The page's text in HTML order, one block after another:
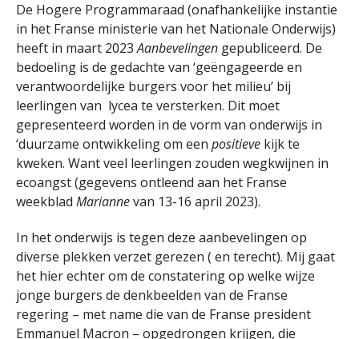
De Hogere Programmaraad (onafhankelijke instantie
in het Franse ministerie van het Nationale Onderwijs)
heeft in maart 2023Aanbevelingen gepubliceerd. De
bedoeling is de gedachte van ‘geëngageerde en
verantwoordelijke burgers voor het milieu’ bij
leerlingen van lycea te versterken. Dit moet
gepresenteerd worden in de vorm van onderwijs in
‘duurzame ontwikkeling om een positieve kijk te
kweken. Want veel leerlingen zouden wegkwijnen in
ecoangst (gegevens ontleend aan het Franse
weekblad Mariannevan 13-16 april 2023).
In het onderwijs is tegen deze aanbevelingen op
diverse plekken verzet gerezen ( en terecht). Mij gaat
het hier echter om de constatering op welke wijze
jonge burgers de denkbeelden van de Franse
regering – met name die van de Franse president
Emmanuel Macron – opgedrongen krijgen, die